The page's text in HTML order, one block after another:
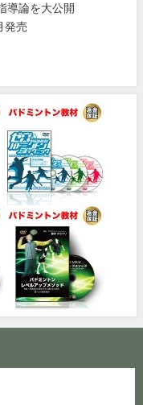
導論を大公開
発売